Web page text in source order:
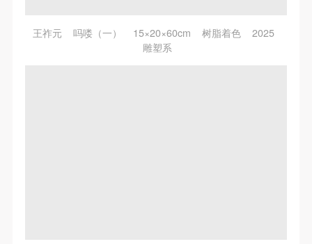
王祚元 吗喽（一） 15×20×60cm 树脂着色 2025
雕塑系